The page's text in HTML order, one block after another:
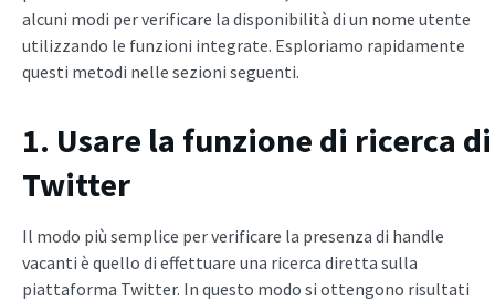
alcuni modi per verificare la disponibilità di un nome utente
utilizzando le funzioni integrate. Esploriamo rapidamente
questi metodi nelle sezioni seguenti.
1. Usare la funzione di ricerca di
Twitter
Il modo più semplice per verificare la presenza di handle
vacanti è quello di effettuare una ricerca diretta sulla
piattaforma Twitter. In questo modo si ottengono risultati